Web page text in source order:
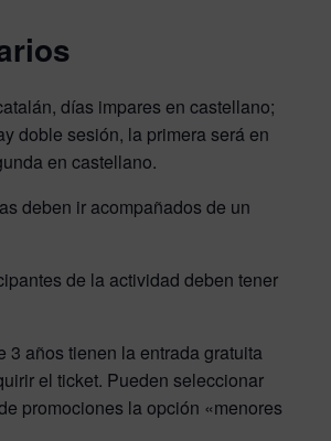
días impares en castellano;
doble sesión, la primera será en
en castellano.
deben ir acompañados de un
de la actividad deben tener
3 años tienen la entrada gratuita
el ticket. Pueden seleccionar
promociones la opción «menores